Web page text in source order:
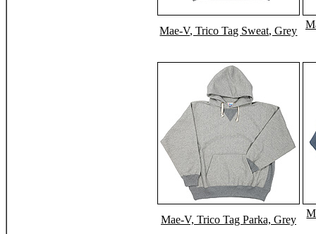
Mae-V, Trico Tag Sweat, Grey
Mae-V, Trico Tag Parka, Grey